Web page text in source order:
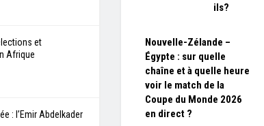
et
Afrique
: l’Emir Abdelkader
ils?
Nouvelle-Zélande –
Égypte : sur quelle
chaîne et à quelle heure
voir le match de la
Coupe du Monde 2026
en direct ?